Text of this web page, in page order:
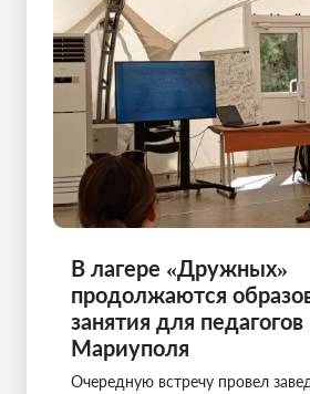
В лагере «Дружных»
продолжаются
занятия для педагогов
Мариуполя
Очередную встречу провел